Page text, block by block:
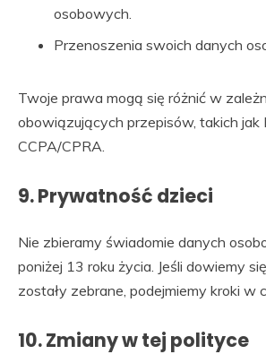
osobowych.
Przenoszenia swoich danych
Twoje prawa mogą się różnić w
obowiązujących przepisów, takich jak
CCPA/CPRA.
9. Prywatność dzieci
Nie zbieramy świadomie danych
poniżej 13 roku życia. Jeśli dowiemy
zostały zebrane, podejmiemy kroki w
10. Zmiany w tej polityce